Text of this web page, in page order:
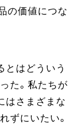
の価値につな
とはどういう
た。私たちが
はさまざまな
ずにいたい。